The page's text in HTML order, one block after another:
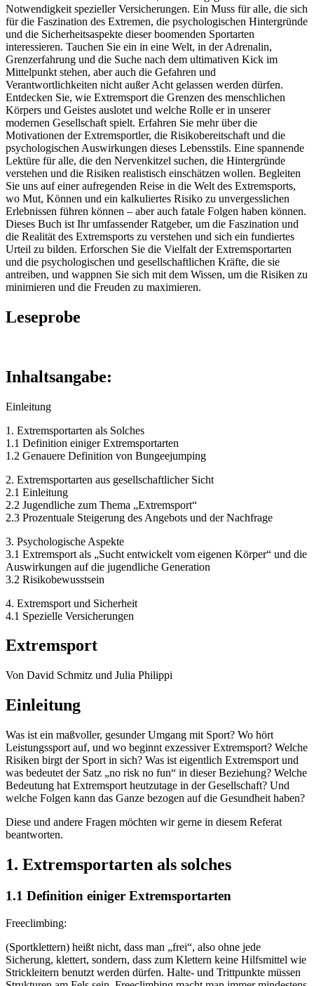
Notwendigkeit spezieller Versicherungen. Ein Muss für alle, die sich
für die Faszination des Extremen, die psychologischen Hintergründe
und die Sicherheitsaspekte dieser boomenden Sportarten
interessieren. Tauchen Sie ein in eine Welt, in der Adrenalin,
Grenzerfahrung und die Suche nach dem ultimativen Kick im
Mittelpunkt stehen, aber auch die Gefahren und
Verantwortlichkeiten nicht außer Acht gelassen werden dürfen.
Entdecken Sie, wie Extremsport die Grenzen des menschlichen
Körpers und Geistes auslotet und welche Rolle er in unserer
modernen Gesellschaft spielt. Erfahren Sie mehr über die
Motivationen der Extremsportler, die Risikobereitschaft und die
psychologischen Auswirkungen dieses Lebensstils. Eine spannende
Lektüre für alle, die den Nervenkitzel suchen, die Hintergründe
verstehen und die Risiken realistisch einschätzen wollen. Begleiten
Sie uns auf einer aufregenden Reise in die Welt des Extremsports,
wo Mut, Können und ein kalkuliertes Risiko zu unvergesslichen
Erlebnissen führen können – aber auch fatale Folgen haben können.
Dieses Buch ist Ihr umfassender Ratgeber, um die Faszination und
die Realität des Extremsports zu verstehen und sich ein fundiertes
Urteil zu bilden. Erforschen Sie die Vielfalt der Extremsportarten
und die psychologischen und gesellschaftlichen Kräfte, die sie
antreiben, und wappnen Sie sich mit dem Wissen, um die Risiken zu
minimieren und die Freuden zu maximieren.
Leseprobe
Inhaltsangabe:
Einleitung
1. Extremsportarten als Solches
1.1 Definition einiger Extremsportarten
1.2 Genauere Definition von Bungeejumping
2. Extremsportarten aus gesellschaftlicher Sicht
2.1 Einleitung
2.2 Jugendliche zum Thema „Extremsport“
2.3 Prozentuale Steigerung des Angebots und der Nachfrage
3. Psychologische Aspekte
3.1 Extremsport als „Sucht entwickelt vom eigenen Körper“ und die
Auswirkungen auf die jugendliche Generation
3.2 Risikobewusstsein
4. Extremsport und Sicherheit
4.1 Spezielle Versicherungen
Extremsport
Von David Schmitz und Julia Philippi
Einleitung
Was ist ein maßvoller, gesunder Umgang mit Sport? Wo hört
Leistungssport auf, und wo beginnt exzessiver Extremsport? Welche
Risiken birgt der Sport in sich? Was ist eigentlich Extremsport und
was bedeutet der Satz „no risk no fun“ in dieser Beziehung? Welche
Bedeutung hat Extremsport heutzutage in der Gesellschaft? Und
welche Folgen kann das Ganze bezogen auf die Gesundheit haben?
Diese und andere Fragen möchten wir gerne in diesem Referat
beantworten.
1. Extremsportarten als solches
1.1 Definition einiger Extremsportarten
Freeclimbing:
(Sportklettern) heißt nicht, dass man „frei“, also ohne jede
Sicherung, klettert, sondern, dass zum Klettern keine Hilfsmittel wie
Strickleitern benutzt werden dürfen. Halte- und Trittpunkte müssen